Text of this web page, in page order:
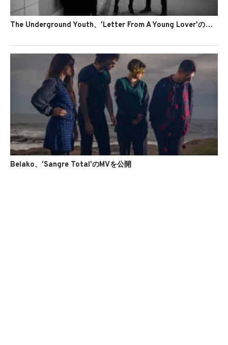
The Underground Youth、'Letter From A Young Lover'のMVを公開
Belako、'Sangre Total'のMVを公開